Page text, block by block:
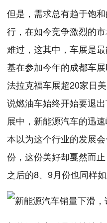
但是，需求总有趋于饱
行，在如今竞争激烈的
难过，这其中，车展是
基在参加今年的成都车
法拉克福车展超20家日
说燃油车始终开始要退
展中，新能源汽车的迅
本以为这个行业的发展
份，这份美好却戛然而
之后的8、9月份也同样如